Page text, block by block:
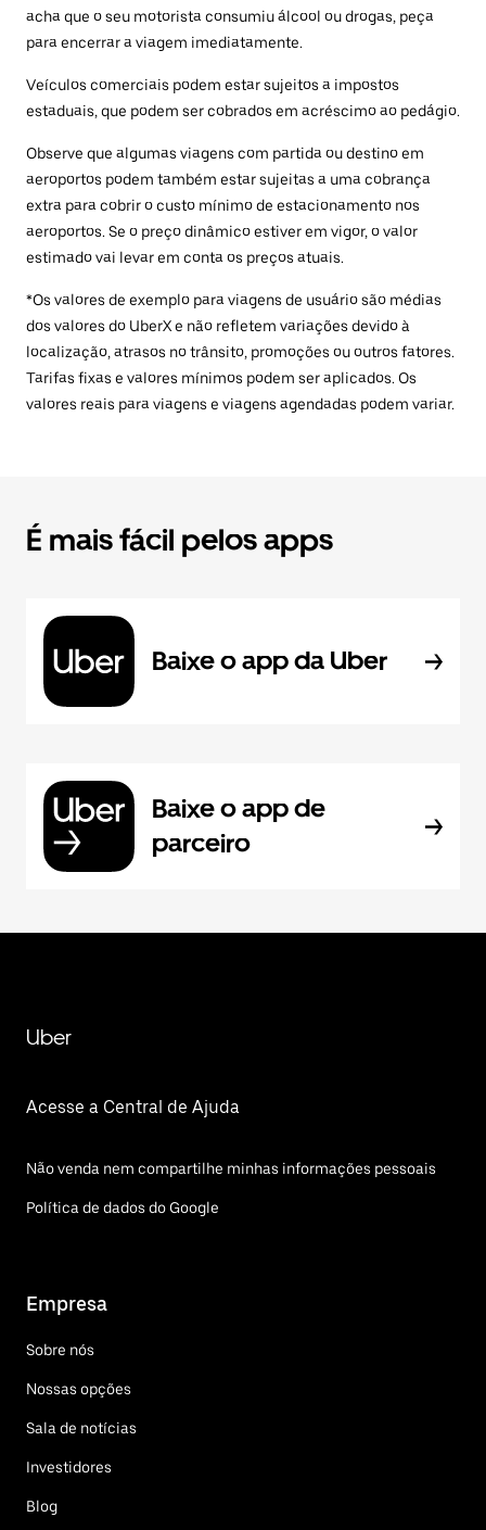
acha que o seu motorista consumiu álcool ou drogas, peça
para encerrar a viagem imediatamente.
Veículos comerciais podem estar sujeitos a impostos
estaduais, que podem ser cobrados em acréscimo ao pedágio.
Observe que algumas viagens com partida ou destino em
aeroportos podem também estar sujeitas a uma cobrança
extra para cobrir o custo mínimo de estacionamento nos
aeroportos. Se o preço dinâmico estiver em vigor, o valor
estimado vai levar em conta os preços atuais.
*Os valores de exemplo para viagens de usuário são médias
dos valores do UberX e não refletem variações devido à
localização, atrasos no trânsito, promoções ou outros fatores.
Tarifas fixas e valores mínimos podem ser aplicados. Os
valores reais para viagens e viagens agendadas podem variar.
É mais fácil pelos apps
Baixe o app da Uber
Baixe o app de
parceiro
Uber
Acesse a Central de Ajuda
Não venda nem compartilhe minhas informações pessoais
Política de dados do Google
Empresa
Sobre nós
Nossas opções
Sala de notícias
Investidores
Blog